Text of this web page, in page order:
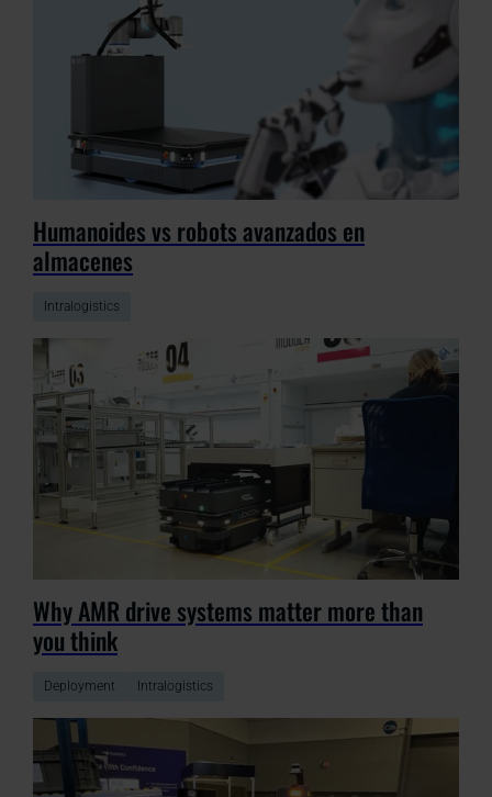
Humanoides vs robots avanzados en
almacenes
Intralogistics
Why AMR drive systems matter more than
you think
Deployment Intralogistics